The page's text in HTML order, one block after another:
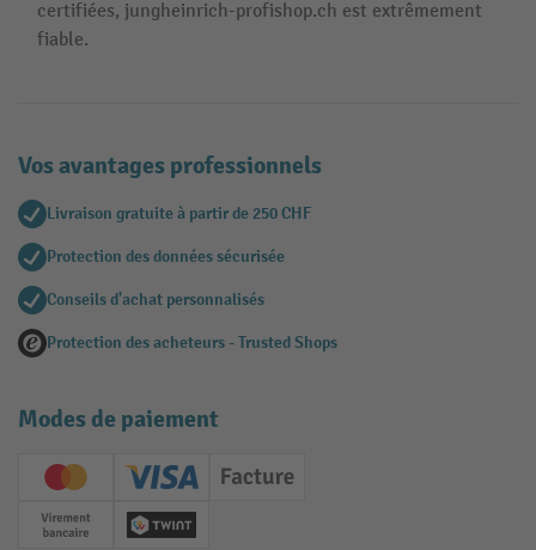
certifiées, jungheinrich-profishop.ch est extrêmement
fiable.
Vos avantages professionnels
Livraison gratuite à partir de 250 CHF
Protection des données sécurisée
Conseils d'achat personnalisés
Protection des acheteurs - Trusted Shops
Modes de paiement
Creditcard (Master)Creditcard (Visa)
Facture
Paiement anticipé
Twint